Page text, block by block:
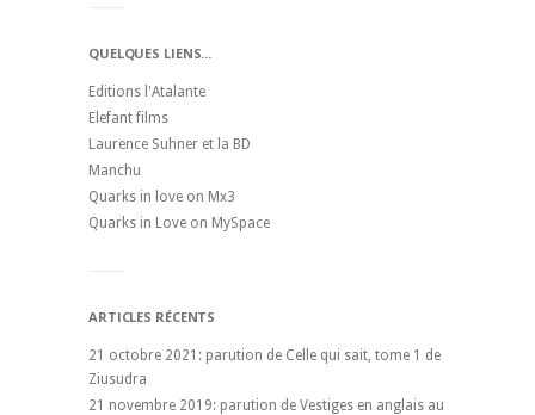
QUELQUES LIENS...
Editions l'Atalante
Elefant films
Laurence Suhner et la BD
Manchu
Quarks in love on Mx3
Quarks in Love on MySpace
ARTICLES RÉCENTS
21 octobre 2021: parution de Celle qui sait, tome 1 de
Ziusudra
21 novembre 2019: parution de Vestiges en anglais au